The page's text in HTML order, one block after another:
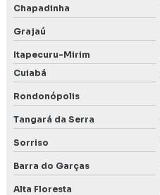
Chapadinha
Grajaú
Itapecuru-Mirim
Cuiabá
Rondonópolis
Tangará da Serra
Sorriso
Barra do Garças
Alta Floresta